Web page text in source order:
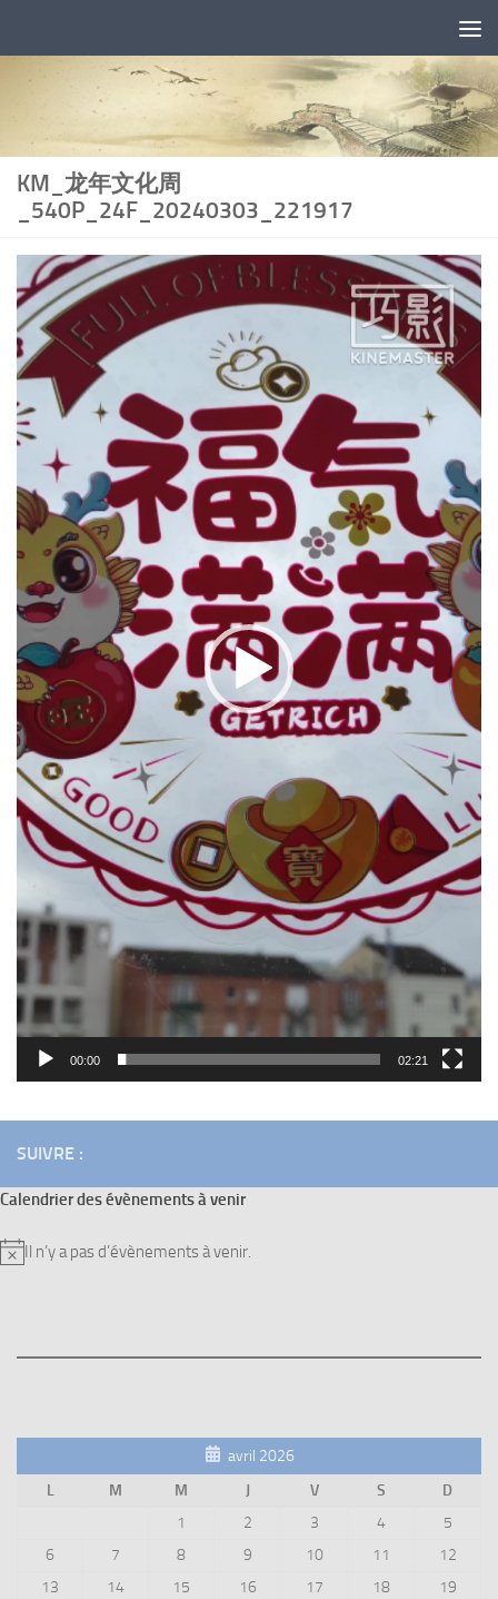
KM_龙年文化周
_540P_24F_20240303_221917
Lecteur
vidéo
00:00 02:21
SUIVRE :
Calendrier des évènements à venir
Notice
Il n’y a pas d’évènements à venir.
avril 2026
L
M M J V S
D
1
2 3 4
5
6
7 8 9 10 11
12
13
14 15 16 17 18
19